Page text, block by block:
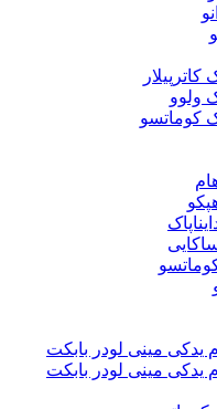
لودر بابکت
لودر بابکت